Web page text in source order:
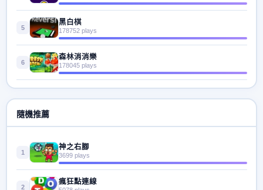
5
黑白棋
178752 plays
6
森林消消樂
178045 plays
隨機推薦
1
神之右腳
3699 plays
2
瘋狂點連線